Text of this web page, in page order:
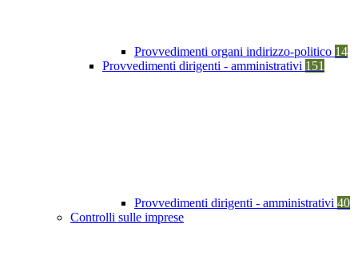
Provvedimenti organi indirizzo-politico 14
Provvedimenti dirigenti - amministrativi 151
Provvedimenti dirigenti - amministrativi 40
Controlli sulle imprese